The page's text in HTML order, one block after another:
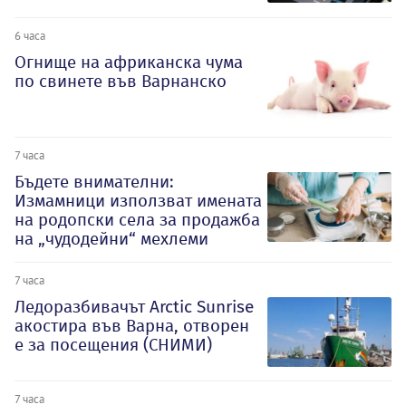
6 часа
Огнище на африканска чума
по свинете във Варнанско
7 часа
Бъдете внимателни:
Измамници използват имената
на родопски села за продажба
на „чудодейни“ мехлеми
7 часа
Ледоразбивачът Arctic Sunrise
акостира във Варна, отворен
е за посещения (СНИМИ)
7 часа